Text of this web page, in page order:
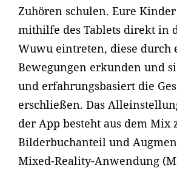
Zuhören schulen. Eure
mithilfe des Tablets direkt in
Wuwu eintreten, diese durch
Bewegungen erkunden und
und erfahrungsbasiert die
erschließen. Das
der App besteht aus dem Mix
Bilderbuchanteil und
Mixed-Reality-Anwendung